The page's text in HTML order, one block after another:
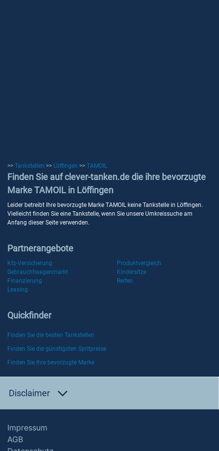
>> Tankstellen >> Löffingen >> TAMOIL
Finden Sie auf clever-tanken.de die ihre bevorzugte
Marke TAMOIL in Löffingen
Leider betreibt Ihre bevorzugte Marke TAMOIL keine Tankstelle in Löffingen.
Vielleicht finden Sie eine Tankstelle, wenn Sie unsere Umkreissuche am
Anfang dieser Seite verwenden.
Partnerangebote
Kfz-Versicherung
Produktvergleich
Gebrauchtwagenmarkt
Kindersitze
Finanzierung
Reifen
Leasing
Quickfinder
Finden Sie die besten Tankstellen
Finden Sie die günstigsten Spritpreise
Finden Sie Ihre bevorzugte Marke
Disclaimer
Impressum
AGB